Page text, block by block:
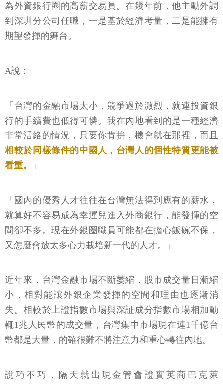
為外資銀行圈的高薪交易員。在幾年前，他主動外調
到深圳分公司任職，一是基於經濟考量，二是能擁有
期望發揮的舞台。
A說：
「台灣的金融市場太小，競爭過於激烈，就連投資銀
行的手續費也低得可憐。我在內地看到的是一種經濟
非常活絡的情況，只要你肯拚，機會就在那裡，而且
相較於同樣條件的中國人，台灣人的個性特質更能被
看重。
」
「國內的優秀人才往往在台灣無法得到應有的薪水，
就算好不容易成為幸運兒進入外商銀行，能發揮的空
間卻不多。現在外銀圈職員可能都在擔心飯碗不保，
又怎麼會放太多心力栽培新一代的人才。」
近年來，台灣金融市場不斷萎縮，股市成交量日漸縮
小，相對能讓外銀企業發揮的空間和理由也逐漸消
失。相較於上證指數市場與深証成分指數市場相加動
輒1兆人民幣的成交量，台灣集中市場現在連1千億台
幣都是大量，的確很難不將注意力和重心轉往內地。
說巧不巧，隔天就出現金管會證實英商巴克萊